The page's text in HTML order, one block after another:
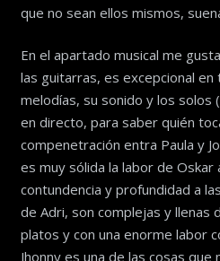
que no sean ellos mismos,
En el apartado musical me
las guitarras, es excepcional
melodías, su sonido y los solos
en directo, para saber quién
compenetración entra Paula y
es muy sólida la labor de Oskar
contundencia y profundidad a
de Adri, son complejas y llenas
platos y con una enorme labor
Jhonny es una de las cosas